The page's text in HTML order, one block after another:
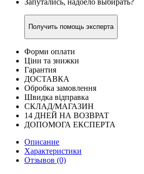
Получить помощь эксперта
Форми оплати
Ціни та знижки
Гарантия
ДОСТАВКА
Обробка замовлення
Швидка відправка
СКЛАД/МАГАЗИН
14 ДНЕЙ НА ВОЗВРАТ
ДОПОМОГА ЕКСПЕРТА
Описание
Характеристики
Отзывов (0)